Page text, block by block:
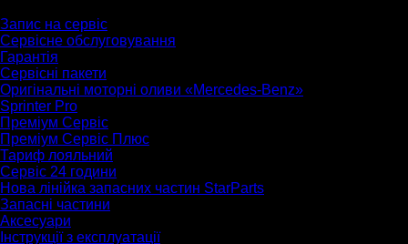
Запис на сервіс
Сервісне обслуговування
Гарантія
Сервісні пакети
Оригінальні моторні оливи «Mercedes-Benz»
Sprinter Pro
Преміум Сервіс
Преміум Сервіс Плюс
Тариф лояльний
Сервіс 24 години
Нова лінійка запасних частин StarParts
Запасні частини
Аксесуари
Інструкції з експлуатації
GLS
S
SL
V
AMG GT
EQA
EQB
EQE
EQS
Хетчбек
Зручний супутник на кожен день.
Детальніше про моделі
Хетчбек